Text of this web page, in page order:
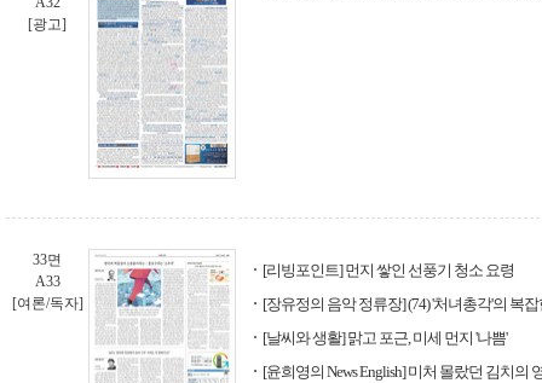
[광고]
33면
A33
[여론/독자]
[리빙포인트] 먼지 쌓인 선풍기 청소 요령
[장유정의 음악 정류장] (74) '처녀총각'의 복
[날씨와 생활] 맑고 포근, 미세 먼지 '나쁨'
[윤희영의 News English] 미처 몰랐던 김치의